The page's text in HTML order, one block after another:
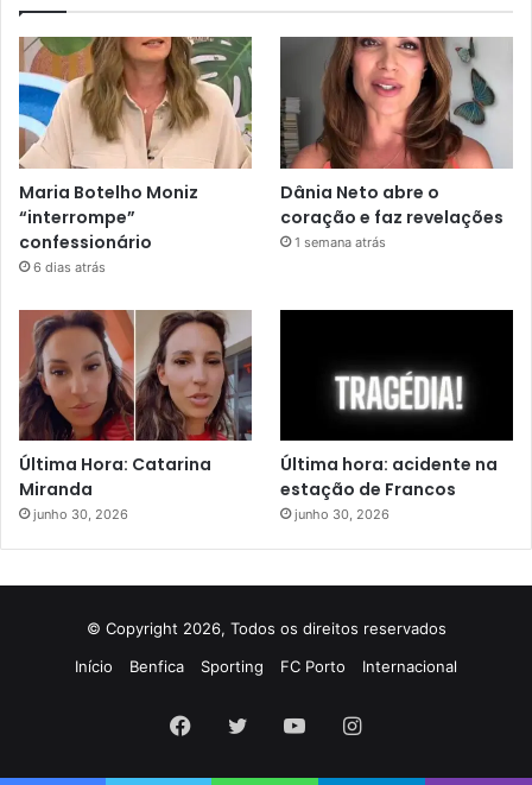
Maria Botelho Moniz
“interrompe”
confessionário
6 dias atrás
Dânia Neto abre o
coração e faz revelações
1 semana atrás
Última Hora: Catarina
Miranda
junho 30, 2026
Última hora: acidente na
estação de Francos
junho 30, 2026
© Copyright 2026, Todos os direitos reservados
Início
Benfica Sporting FC Porto Internacional
Facebook
TwitterYouTubeInstagram